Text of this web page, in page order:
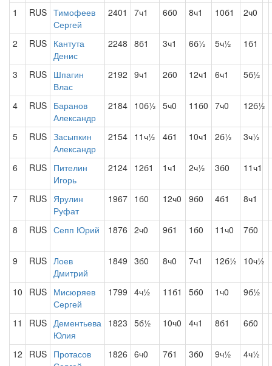
1
RUS Тимофеев
Сергей
2401 7ч1 6б0 8ч1 10б1 2ч0
2 RUS Кантута
Денис
2248 8б1 3ч1 6б½ 5ч½ 1б1
3 RUS Шпагин
Влас
2192 9ч1 2б0 12ч1 6ч1 5б½
4 RUS Баранов
Александр
2184 10б½ 5ч0 11б0 7ч0 12б½
5 RUS Засыпкин
Александр
2154 11ч½ 4б1 10ч1 2б½ 3ч½
6 RUS Пителин
Игорь
2124 12б1 1ч1 2ч½ 3б0 11ч1
7 RUS Ярулин
Руфат
1967 1б0 12ч0 9б0 4б1 8ч1
8 RUS Сепп Юрий 1876 2ч0 9б1 1б0 11ч0 7б0
9 RUS Лоев
Дмитрий
1849 3б0 8ч0 7ч1 12б½ 10ч½
10 RUS Мисюряев
Сергей
1799 4ч½ 11б1 5б0 1ч0 9б½
11 RUS Дементьева
Юлия
1823 5б½ 10ч0 4ч1 8б1 6б0
12 RUS Протасов
1826 6ч0 7б1 3б0 9ч½ 4ч½